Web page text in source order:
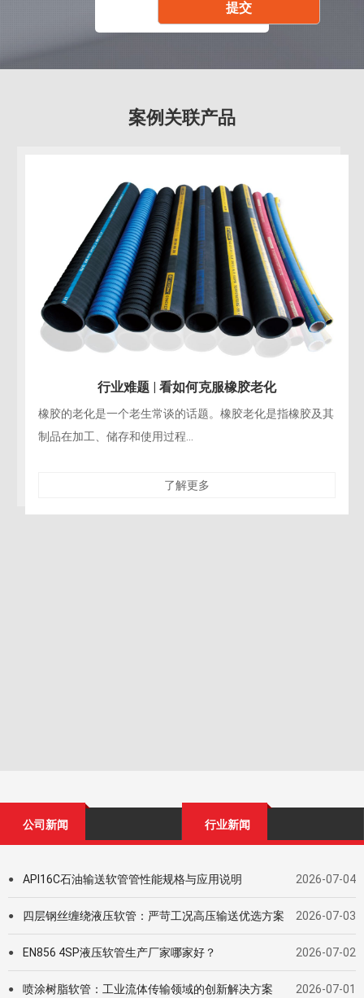
案例关联产品
行业难题 | 看如何克服橡胶老化
橡胶的老化是一个老生常谈的话题。橡胶老化是指橡胶及其
制品在加工、储存和使用过程...
了解更多
公司新闻 行业新闻
● API16C石油输送软管管性能规格与应用说明 2026-07-04
● 四层钢丝缠绕液压软管：严苛工况高压输送优选方案 2026-07-03
● EN856 4SP液压软管生产厂家哪家好？ 2026-07-02
● 喷涂树脂软管：工业流体传输领域的创新解决方案 2026-07-01